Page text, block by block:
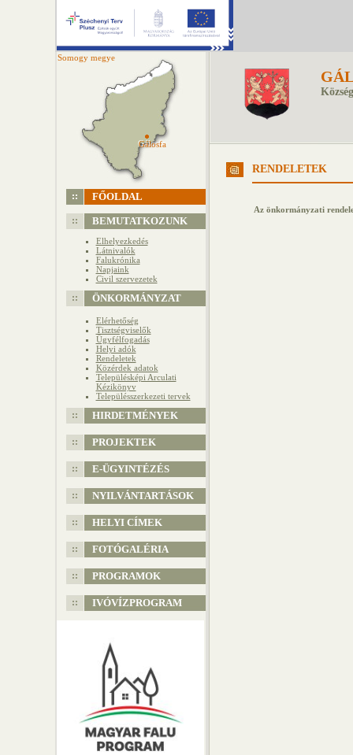
Somogy megye
Gálosfa
Gálosfa
FŐOLDAL
BEMUTATKOZUNK
Elhelyezkedés
Látnivalók
Falukrónika
Napjaink
Civil szervezetek
ÖNKORMÁNYZAT
Elérhetőség
Tisztségviselők
Ügyfélfogadás
Helyi adók
Rendeletek
Közérdek adatok
Településképi Arculati
Kézikönyv
Településszerkezeti tervek
HIRDETMÉNYEK
PROJEKTEK
E-ÜGYINTÉZÉS
NYILVÁNTARTÁSOK
HELYI CÍMEK
FOTÓGALÉRIA
PROGRAMOK
IVÓVÍZPROGRAM
RENDELETEK
Az önkormányzati